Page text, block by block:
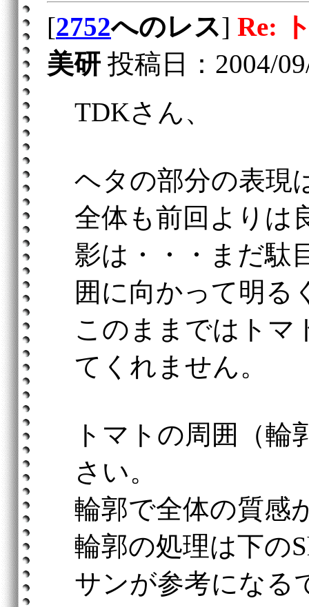
[2752へのレス] Re:
美研 投稿日：2004/
TDKさん、
ヘタの部分の表現
全体も前回よりは
影は・・・まだ駄
囲に向かって明る
このままではトマ
てくれません。
トマトの周囲（輪
さい。
輪郭で全体の質感
輪郭の処理は下の
サンが参考になる